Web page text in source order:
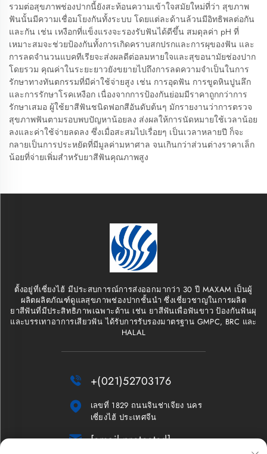
รวมต่อสุขภาพช่องปากนี้ยังสะท้อนความเข้าใจสมัยใหม่ที่ว่า สุขภาพ
ฟันนั้นมีความเชื่อมโยงกันทั้งระบบ โดยแต่ละด้านล้วนมีอิทธิพลต่อกัน
และกัน เช่น เหงือกที่แข็งแรงจะรองรับฟันได้ดีขึ้น สมดุลค่า pH ที่
เหมาะสมจะช่วยป้องกันทั้งการเกิดคราบสกปรกและการผุของฟัน และ
การลดจำนวนแบคทีเรียจะส่งผลดีต่อลมหายใจและสุขอนามัยช่องปาก
โดยรวม คุณค่าในระยะยาวยังขยายไปถึงการลดความจำเป็นในการ
รักษาทางทันตกรรมที่มีค่าใช้จ่ายสูง เช่น การอุดฟัน การขูดหินปูนลึก
และการรักษาโรคเหงือก เนื่องจากการป้องกันย่อมมีราคาถูกกว่าการ
รักษาเสมอ ผู้ใช้ยาสีฟันชนิดฟอกสีอันดับต้นๆ มักรายงานว่าการตรวจ
สุขภาพฟันตามรอบพบปัญหาน้อยลง ส่งผลให้การนัดหมายใช้เวลาน้อย
ลงและค่าใช้จ่ายลดลง ซึ่งเมื่อสะสมไปเรื่อยๆ เป็นเวลาหลายปี ก็จะ
กลายเป็นการประหยัดที่มีมูลค่ามหาศาล จนเกินกว่าส่วนต่างราคาเล็ก
น้อยที่จ่ายเพิ่มสำหรับยาสีฟันคุณภาพสูง
ตั้งอยู่ที่เซี่ยงไฮ้ มีประสบการณ์การส่งออกมากว่า 30 ปี MAXAM เป็นผู้
ผลิตผลิตภัณฑ์ดูแลสุขภาพช่องปากชั้นนำ ซึ่งเชี่ยวชาญในการผลิต
ยาสีฟันที่มีประสิทธิภาพเฉพาะด้าน เช่น ยาสีฟันเพื่อฟันขาว ป้องกันฟันผุ
และบรรเทาอาการเสียวฟัน ได้รับการรับรองมาตรฐาน GMPC, BRC และ
HALAL
 +(021)52703176

เลขที่ 1829 ถนนจินช่าเจียง นคร
เซี่ยงไฮ้ ประเทศจีน
 [email protected]